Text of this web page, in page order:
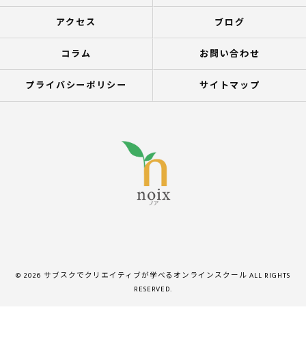
アクセス ブログ
コラム お問い合わせ
プライバシーポリシー サイトマップ
© 2026 サブスクでクリエイティブが学べるオンラインスクール ALL RIGHTS
RESERVED.